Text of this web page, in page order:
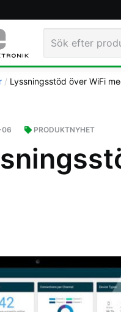
Lyssningsstöd över WiFi
PRODUKTNYHET